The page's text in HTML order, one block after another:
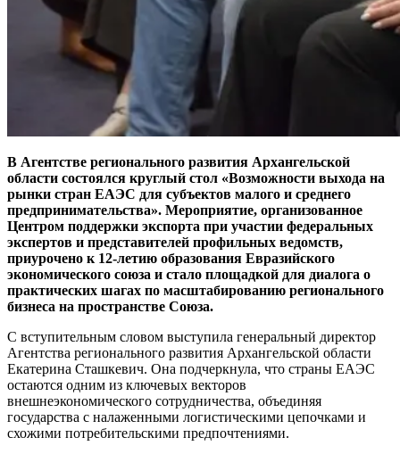
В Агентстве регионального развития Архангельской
области состоялся круглый стол «Возможности выхода на
рынки стран ЕАЭС для субъектов малого и среднего
предпринимательства». Мероприятие, организованное
Центром поддержки экспорта при участии федеральных
экспертов и представителей профильных ведомств,
приурочено к 12-летию образования Евразийского
экономического союза и стало площадкой для диалога о
практических шагах по масштабированию регионального
бизнеса на пространстве Союза.
С вступительным словом выступила генеральный директор
Агентства регионального развития Архангельской области
Екатерина Сташкевич. Она подчеркнула, что страны ЕАЭС
остаются одним из ключевых векторов
внешнеэкономического сотрудничества, объединяя
государства с налаженными логистическими цепочками и
схожими потребительскими предпочтениями.